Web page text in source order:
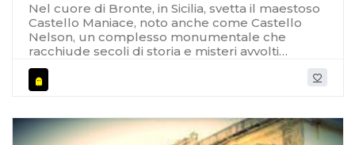
Nel cuore di Bronte, in Sicilia, svetta il maestoso
Castello Maniace, noto anche come Castello
Nelson, un complesso monumentale che
racchiude secoli di storia e misteri avvolti
nell'ombra delle sue antiche mura. Fondato nel
XII secolo dalla regina Margherita di Navarra,
moglie di Guglielmo I di Sicilia, il castello era un
Giorgio Maniace, principe e Vicario
dell'Imperatore di Costantinopoli. [caption